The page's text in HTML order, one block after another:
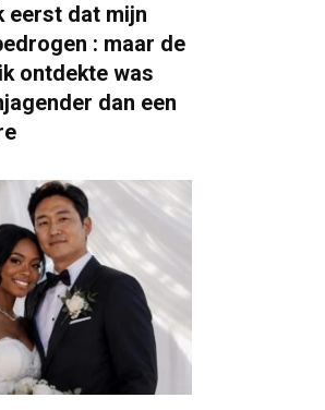
eerst dat mijn
: maar de
ontdekte was
dan een